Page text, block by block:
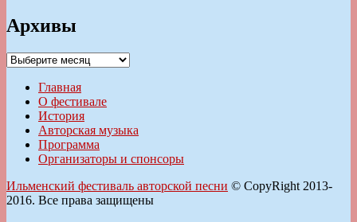
Архивы
Архивы
Главная
О фестивале
История
Авторская музыка
Программа
Организаторы и спонсоры
Ильменский фестиваль авторской песни © CopyRight 2013-
2016. Все права защищены